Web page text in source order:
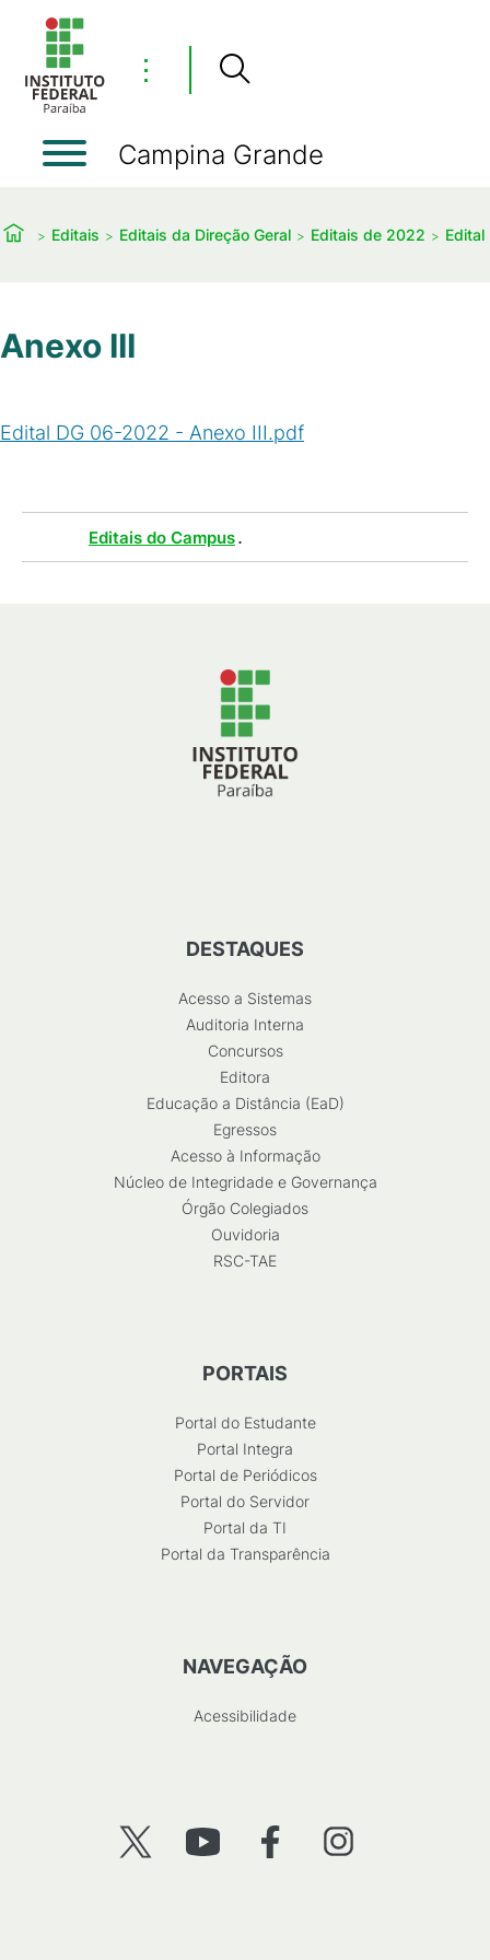
⋮
Campina Grande
Editais Editais da Direção Geral Editais de 2022
Anexo III
Edital DG 06-2022 - Anexo III.pdf
Editais do Campus.
DESTAQUES
Acesso a Sistemas
Auditoria Interna
Concursos
Editora
Educação a Distância (EaD)
Egressos
Acesso à Informação
Núcleo de Integridade e Governança
Órgão Colegiados
Ouvidoria
RSC-TAE
PORTAIS
Portal do Estudante
Portal Integra
Portal de Periódicos
Portal do Servidor
Portal da TI
Portal da Transparência
NAVEGAÇÃO
Acessibilidade